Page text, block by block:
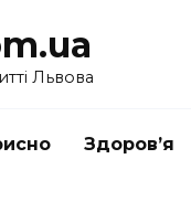
Львова
Здоров’я